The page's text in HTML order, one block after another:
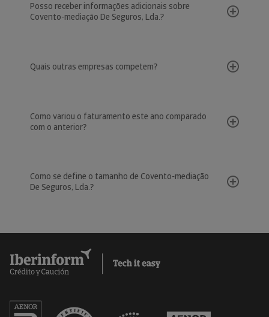
Posso receber informações adicionais sobre
Covento-mediação De Seguros, Lda.?
Quais outras empresas competem?
Como variou o faturamento este ano comparado
com o anterior?
Como se define o tamanho de Covento-mediação
De Seguros, Lda.?